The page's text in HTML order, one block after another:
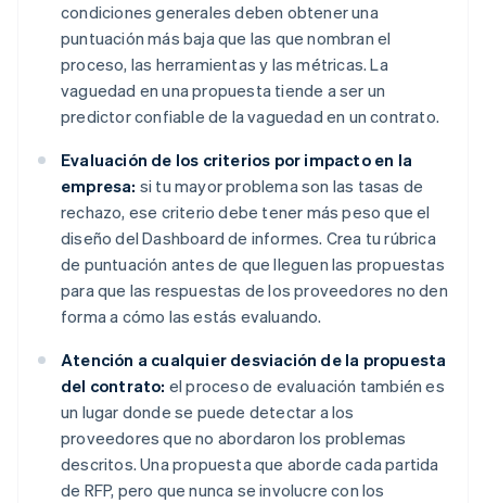
condiciones generales deben obtener una
puntuación más baja que las que nombran el
proceso, las herramientas y las métricas. La
vaguedad en una propuesta tiende a ser un
predictor confiable de la vaguedad en un contrato.
Evaluación de los criterios por impacto en la
empresa: si tu mayor problema son las tasas de
rechazo, ese criterio debe tener más peso que el
diseño del Dashboard de informes. Crea tu rúbrica
de puntuación antes de que lleguen las propuestas
para que las respuestas de los proveedores no den
forma a cómo las estás evaluando.
Atención a cualquier desviación de la propuesta
del contrato: el proceso de evaluación también es
un lugar donde se puede detectar a los
proveedores que no abordaron los problemas
descritos. Una propuesta que aborde cada partida
de RFP, pero que nunca se involucre con los